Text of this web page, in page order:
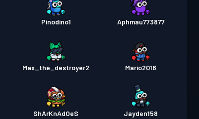
Pinodino1 Aphmau773877
Max_the_destroyer2 Mario2016
ShArKnAdOeS Jayden158